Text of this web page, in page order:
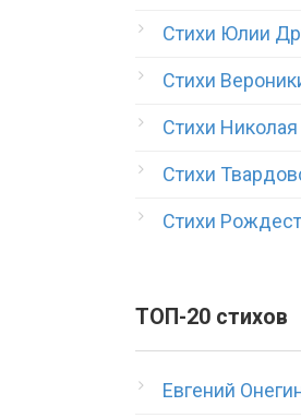
Стихи Юлии
Стихи
Стихи
Стихи
Стихи
ТОП-20 стихов
Евгений